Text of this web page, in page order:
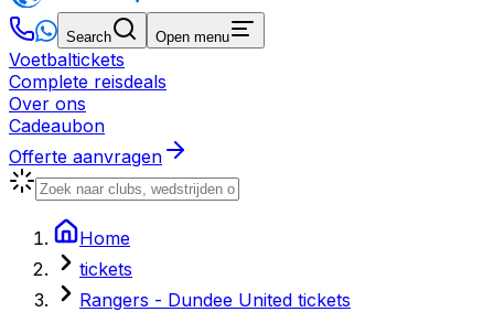
Search Open menu
Voetbaltickets
Complete reisdeals
Over ons
Cadeaubon
Offerte aanvragen
Home
tickets
Rangers - Dundee United tickets